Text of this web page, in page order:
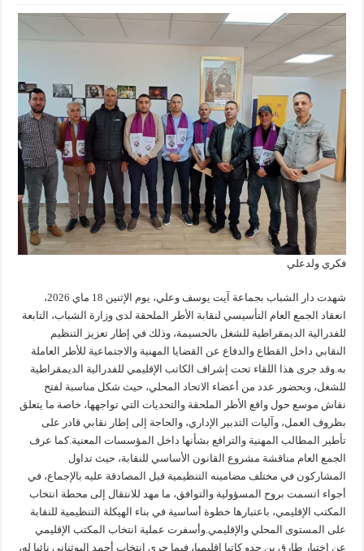
فكري ولدعلي
شهدت دار الشباب بجماعة آيت يوسف وعلي، يوم الإثنين 18 ماي 2026،
انعقاد الجمع العام التأسيسي لنقابة الأطر الملحقة لدى وزارة الشباب، التابعة
للفدرالية الديمقراطية للشغل بالحسيمة، وذلك في إطار تعزيز التنظيم
النقابي داخل القطاع والدفاع عن القضايا المهنية والاجتماعية للأطر العاملة
به.وقد جرى هذا اللقاء تحت إشراف الكاتب الإقليمي للفدرالية الديمقراطية
للشغل، وبحضور عدد من أعضاء الاتحاد المحلي، حيث شكل مناسبة لفتح
نقاش موسع حول واقع الأطر الملحقة والتحديات التي تواجهها، خاصة ما يتعلق
بظروف العمل، وآليات التدبير الإداري، والحاجة إلى إطار نقابي قادر على
تأطير المطالب المهنية والترافع بشأنها داخل المؤسسات المعنية.كما عرف
الجمع العام مناقشة مشروع القانون الأساسي للنقابة، حيث تداول
المشاركون في مختلف مضامينه التنظيمية قبل المصادقة عليه بالإجماع، في
أجواء اتسمت بروح المسؤولية والتوافق، ما مهد للانتقال إلى محطة انتخاب
المكتب الإقليمي، باعتبارها خطوة أساسية في بناء الهيكلة التنظيمية للنقابة
على المستوى المحلي والإقليمي.وأسفرت عملية انتخاب المكتب الإقليمي
عن اختيار طارق بن حدو كاتبا إقليميا، فيما جرى انتخاب أحمد البوثناني نائبا له،